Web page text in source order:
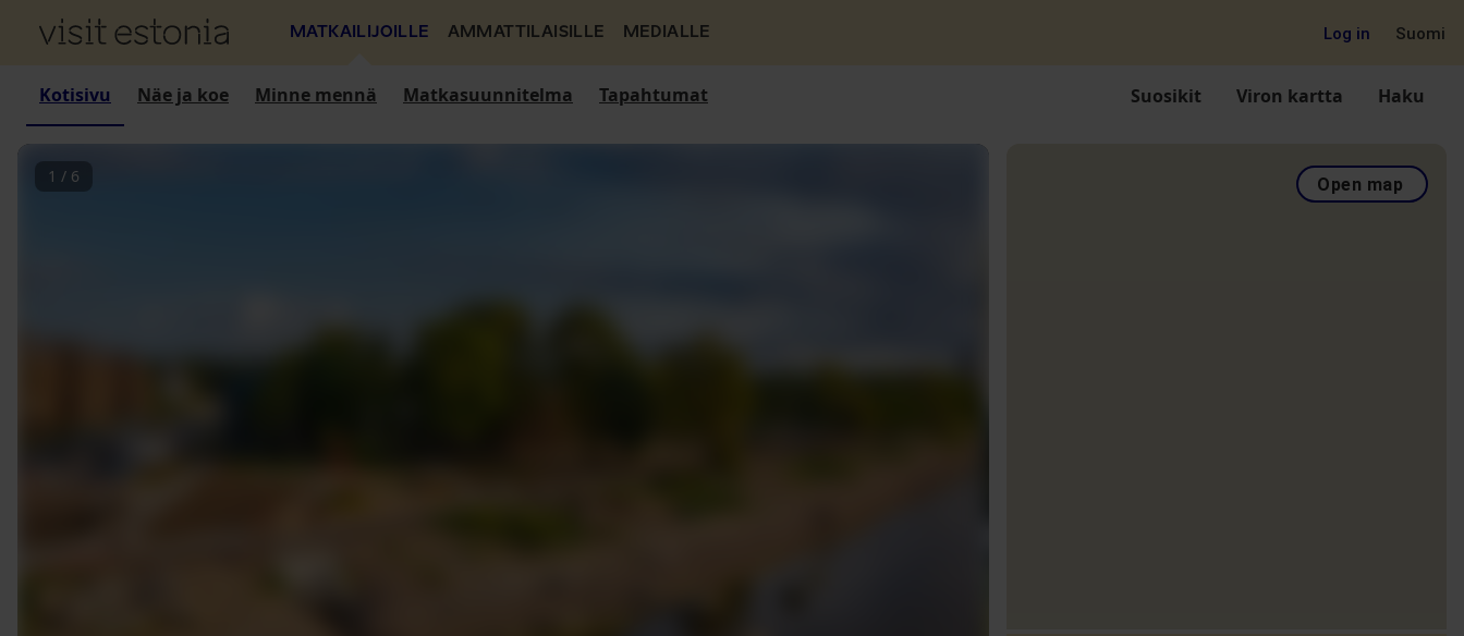
MATKAILIJOILLE AMMATTILAISILLE MEDIALLE Log in Suomi
Kotisivu Näe ja koe Minne mennä Matkasuunnitelma Tapahtumat Suosikit Viron kartta Haku
1 / 6 Open map